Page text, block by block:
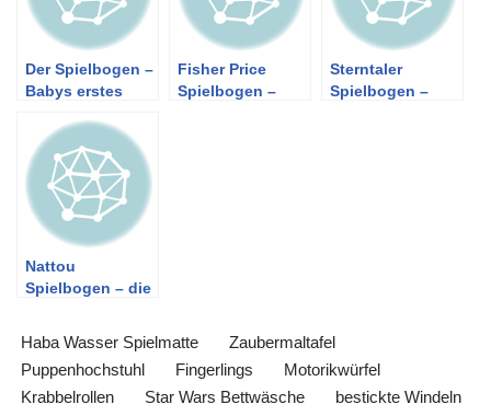
Der Spielbogen –
Babys erstes
Fisher Price
Spielbogen –
Sterntaler
Spielbogen –
Nattou
Spielbogen – die
Stoff
Haba Wasser Spielmatte
Zaubermaltafel
Puppenhochstuhl
Fingerlings
Motorikwürfel
Krabbelrollen
Star Wars Bettwäsche
bestickte Windeln